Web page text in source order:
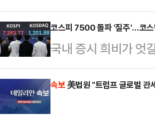
간…
IRIB 방송은 “미군이
던 적군이 이란의 미
까지만 해도 양국이
시 이어지며 긴장이…
데 단기 급등 여파로
호실적 영향 등으로
지만, 차익실현 매물
지적이다.8일 한국
트(1.43%) 오른
코스피 7500 돌파 '질주'…코스
국내 증시 희비가 엇
대 속에 고공행진하
축으로 부진한 모습
속보 美법원 "트럼프 글로벌 관